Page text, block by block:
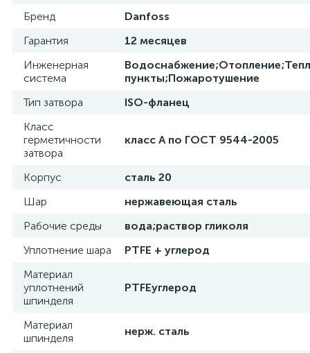
Бренд
Danfoss
Гарантия
12 месяцев
Инженерная
система
пункты;Пожаротушение
Тип затвора
ISO-фланец
Класс
герметичности
затвора
класс А по ГОСТ 9544-2005
Корпус
сталь 20
Шар
нержавеющая сталь
Рабочие среды
вода;раствор гликоля
Уплотнение шара
PTFE + углерод
Материал
уплотнений
шпинделя
PTFEуглерод
Материал
шпинделя
нерж. сталь